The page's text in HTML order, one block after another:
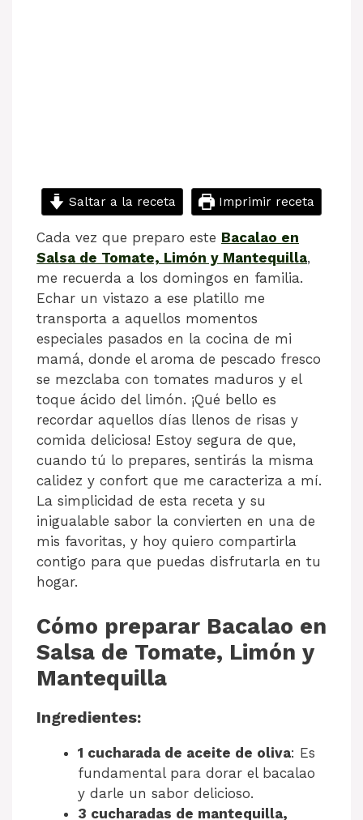
Saltar a la receta Imprimir receta
Cada vez que preparo este Bacalao en
Salsa de Tomate, Limón y Mantequilla,
me recuerda a los domingos en familia.
Echar un vistazo a ese platillo me
transporta a aquellos momentos
especiales pasados en la cocina de mi
mamá, donde el aroma de pescado fresco
se mezclaba con tomates maduros y el
toque ácido del limón. ¡Qué bello es
recordar aquellos días llenos de risas y
comida deliciosa! Estoy segura de que,
cuando tú lo prepares, sentirás la misma
calidez y confort que me caracteriza a mí.
La simplicidad de esta receta y su
inigualable sabor la convierten en una de
mis favoritas, y hoy quiero compartirla
contigo para que puedas disfrutarla en tu
hogar.
Cómo preparar Bacalao en
Salsa de Tomate, Limón y
Mantequilla
Ingredientes:
1 cucharada de aceite de oliva: Es
fundamental para dorar el bacalao
y darle un sabor delicioso.
3 cucharadas de mantequilla,